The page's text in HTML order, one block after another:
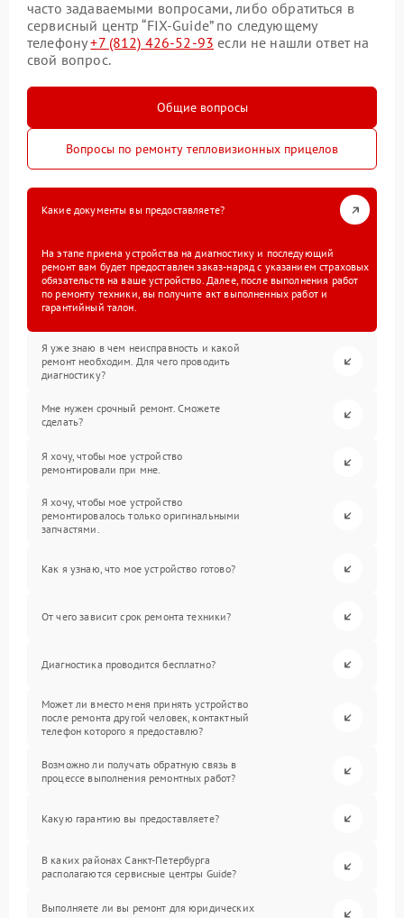
часто задаваемыми вопросами, либо обратиться в
сервисный центр “FIX-Guide” по следующему
телефону+7 (812) 426-52-93 если не нашли ответ на
свой вопрос.
Общие вопросы
Вопросы по ремонту тепловизионных прицелов
Какие документы вы предоставляете?
На этапе приема устройства на диагностику и последующий
ремонт вам будет предоставлен заказ-наряд с указанием страховых
обязательств на ваше устройство. Далее, после выполнения работ
по ремонту техники, вы получите акт выполненных работ и
гарантийный талон.
Я уже знаю в чем неисправность и какой
ремонт необходим. Для чего проводить
диагностику?
Мне нужен срочный ремонт. Сможете
сделать?
Я хочу, чтобы мое устройство
ремонтировали при мне.
Я хочу, чтобы мое устройство
ремонтировалось только оригинальными
запчастями.
Как я узнаю, что мое устройство готово?
От чего зависит срок ремонта техники?
Диагностика проводится бесплатно?
Может ли вместо меня принять устройство
после ремонта другой человек, контактный
телефон которого я предоставлю?
Возможно ли получать обратную связь в
процессе выполнения ремонтных работ?
Какую гарантию вы предоставляете?
В каких районах Санкт-Петербурга
располагаются сервисные центры Guide?
Выполняете ли вы ремонт для юридических